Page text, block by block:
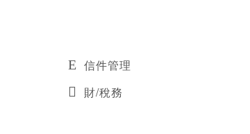
信件管理
財/稅務